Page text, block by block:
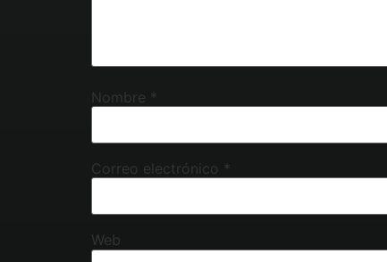
Nombre *
Correo electrónico *
Web